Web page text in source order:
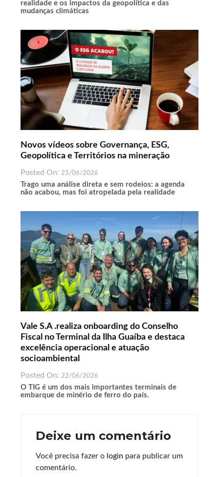
realidade e os impactos da geopolítica e das
mudanças climáticas
Novos vídeos sobre Governança, ESG,
Geopolítica e Territórios na mineração
Posted On: 23/06/2026
Trago uma análise direta e sem rodeios: a agenda
não acabou, mas foi atropelada pela realidade
Vale S.A .realiza onboarding do Conselho
Fiscal no Terminal da Ilha Guaíba e destaca
excelência operacional e atuação
socioambiental
Posted On: 22/06/2026
O TIG é um dos mais importantes terminais de
embarque de minério de ferro do país.
Deixe um comentário
Você precisa fazer o login para publicar um
comentário.